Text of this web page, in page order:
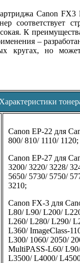
Canon
соответствует
К
–
кругах, но
Характеристики
Canon EP-22 для
800/ 810/ 1110/ 1120;
Canon EP-27 для
3200/ 3220/ 3228/
5650/ 5730/ 5750/
3210;
Canon FX-3 для
L80/ L90/ L200/
L260/ L280/ L290/
L360/ ImageClass-
L300/ 1060/ 2050/
MultiPASS-L60/
L3500/ L4000/